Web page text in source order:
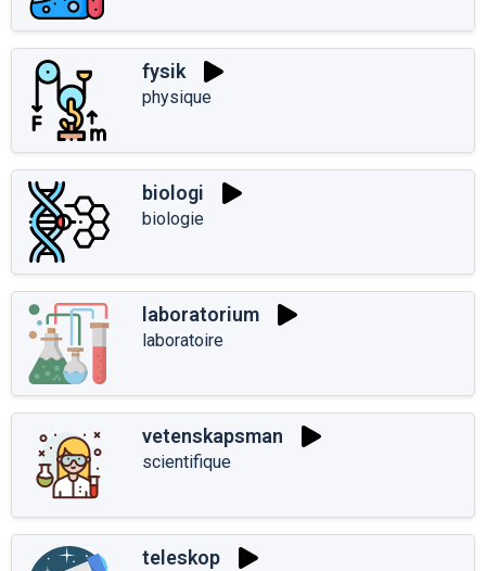
fysik
physique
biologi
biologie
laboratorium
laboratoire
vetenskapsman
scientifique
teleskop